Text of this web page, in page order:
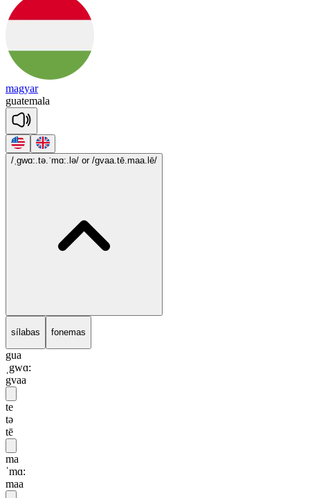
magyar
guatemala
/ˌgwɑ:.tə.ˈmɑ:.lə/ or /gvaa.tē.maa.lē/
sílabas fonemas
gua
ˌgwɑ:
gvaa
te
tə
tē
ma
ˈmɑ:
maa